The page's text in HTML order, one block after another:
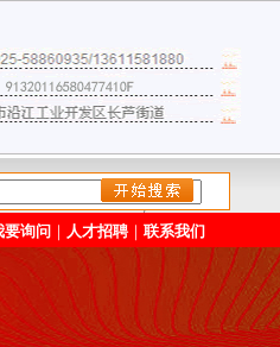
/>
要询问 ｜ 人才招聘｜ 联系我们